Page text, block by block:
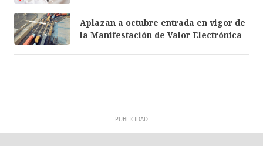
Aplazan a octubre entrada en vigor de
la Manifestación de Valor Electrónica
PUBLICIDAD